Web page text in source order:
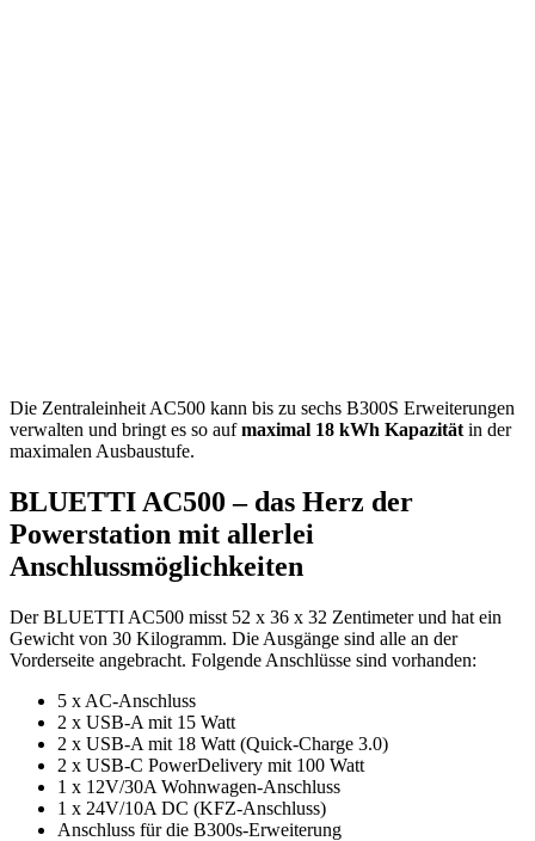
Die Zentraleinheit AC500 kann bis zu sechs B300S Erweiterungen
verwalten und bringt es so aufmaximal 18 kWh Kapazität in der
maximalen Ausbaustufe.
BLUETTI AC500 – das Herz der
Powerstation mit allerlei
Anschlussmöglichkeiten
Der BLUETTI AC500 misst 52 x 36 x 32 Zentimeter und hat ein
Gewicht von 30 Kilogramm. Die Ausgänge sind alle an der
Vorderseite angebracht. Folgende Anschlüsse sind vorhanden:
5 x AC-Anschluss
2 x USB-A mit 15 Watt
2 x USB-A mit 18 Watt (Quick-Charge 3.0)
2 x USB-C PowerDelivery mit 100 Watt
1 x 12V/30A Wohnwagen-Anschluss
1 x 24V/10A DC (KFZ-Anschluss)
Anschluss für die B300s-Erweiterung